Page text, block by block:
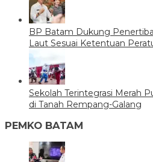
BP Batam Dukung
Laut Sesuai Ketentuan
Sekolah Terintegrasi Merah
di Tanah Rempang-Galang
PEMKO BATAM